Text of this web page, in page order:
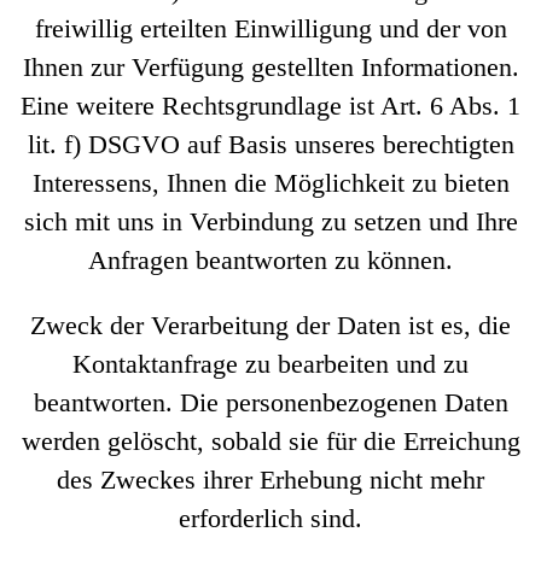
freiwillig erteilten Einwilligung und der von
Ihnen zur Verfügung gestellten Informationen.
Eine weitere Rechtsgrundlage ist Art. 6 Abs. 1
lit. f) DSGVO auf Basis unseres berechtigten
Interessens, Ihnen die Möglichkeit zu bieten
sich mit uns in Verbindung zu setzen und Ihre
Anfragen beantworten zu können.
Zweck der Verarbeitung der Daten ist es, die
Kontaktanfrage zu bearbeiten und zu
beantworten. Die personenbezogenen Daten
werden gelöscht, sobald sie für die Erreichung
des Zweckes ihrer Erhebung nicht mehr
erforderlich sind.